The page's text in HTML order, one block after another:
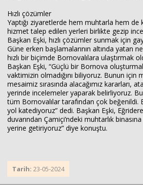
Hızlı çözümler
Yaptığı ziyaretlerde hem muhtarla hem de
hizmet talep edilen yerleri birlikte gezip
Başkan Eşki, hızlı çözümler sunmak için
Güne erken başlamalarının altında yatan
hızlı bir biçimde Bornovalılara ulaştırmak
Başkan Eşki, “Güçlü bir Bornova
vaktimizin olmadığını biliyoruz. Bunun için
mesaimiz sırasında alacağımız kararları,
yerinde incelemeler yaparak belirliyoruz.
tüm Bornovalılar tarafından çok beğenildi.
yol katediyoruz” dedi. Başkan Eşki,
duvarından Çamiçi’ndeki muhtarlık
yerine getiriyoruz” diye konuştu.
Tarih: 23-05-2024